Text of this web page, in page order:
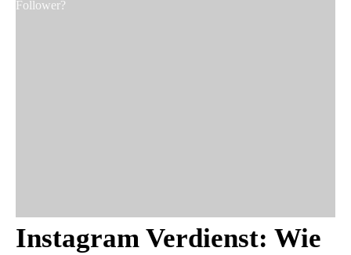
Instagram Verdienst: Wie